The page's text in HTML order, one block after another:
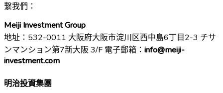
繫我們：
Meiji Investment Group
地址：532-0011 大阪府大阪市淀川区西中島6丁目2-3 チサ
ンマンション第7新大阪 3/F 電子郵箱： info@meiji-
investment.com
明治投資集團